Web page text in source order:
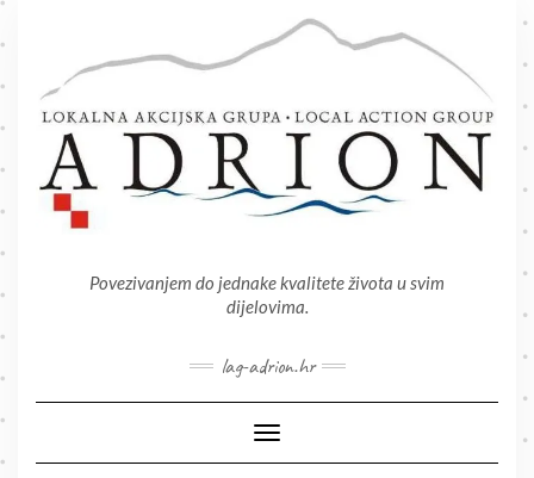
Skip
Povezivanjem do jednake kvalitete života u svim
dijelovima.
lag-adrion.hr
Toggle Navigation